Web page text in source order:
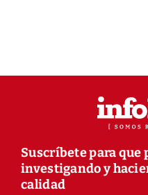
Suscríbete para que
investigando y
calidad